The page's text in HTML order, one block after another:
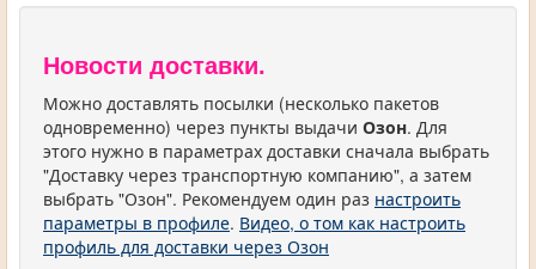
Новости доставки.
Можно доставлять посылки (несколько пакетов
одновременно) через пункты выдачи Озон. Для
этого нужно в параметрах доставки сначала выбрать
"Доставку через транспортную компанию", а затем
выбрать "Озон". Рекомендуем один раз настроить
параметры в профиле. Видео, о том как настроить
профиль для доставки через Озон